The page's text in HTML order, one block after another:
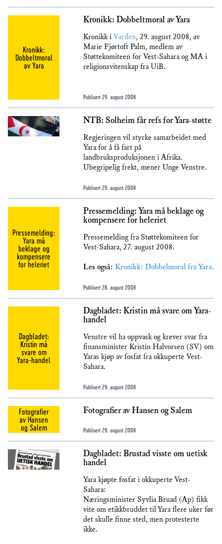
Kronikk:
Dobbeltmoral
av Yara
Kronikk: Dobbeltmoral av Yara
Kronikk i Varden, 29. august 2008, av
Marie Fjørtoft Palm, medlem av
Støttekomiteen for Vest-Sahara og MA i
religionsvitenskap fra UiB.
Publisert 29. august 2008
NTB: Solheim får refs for Yara-støtte
Regjeringen vil styrke samarbeidet med
Yara for å få fart på
landbruksproduksjonen i Afrika. 
Ubegripelig frekt, mener Unge Venstre.
Publisert 29. august 2008
Pressemelding:
Yara må
beklage og
kompensere
for heleriet
Pressemelding: Yara må beklage og
kompensere for heleriet
Pressemelding fra Støttekomiteen for
Vest-Sahara, 27. august 2008.
Les også: Kronikk: Dobbelmoral fra Yara.
Publisert 28. august 2008
Dagbladet:
Kristin må
svare om
Yara-handel
Dagbladet: Kristin må svare om Yara-
handel
Venstre vil ha oppvask og krever svar fra
finansminister Kristin Halvorsen (SV) om
Yaras kjøp av fosfat fra okkuperte Vest-
Sahara.
Publisert 29. august 2008
Fotografier
av Hansen
og Salem
Fotografier av Hansen og Salem
Publisert 29. august 2008
Dagbladet: Brustad visste om uetisk
handel
Yara kjøpte fosfat i okkuperte Vest-
Sahara:
Næringsminister Syvlia Bruad (Ap) fikk
vite om etikkbruddet til Yara flere uker før
det skulle finne sted, men protesterte
ikke.